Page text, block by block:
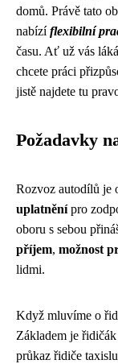
domů. Právě tato
nabízíflexibilní
času. Ať už vás
chcete práci
jistě najdete tu
Požadavky
Rozvoz autodílů je
uplatněnípro
oboru s sebou
příjem, možnost
lidmi.
Když mluvíme o
Základem je
průkaz řidiče